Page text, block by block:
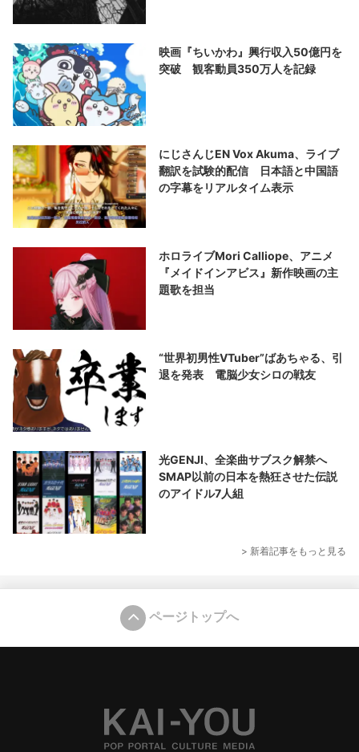
映画『ちいかわ』興行収入50億円を
突破 観客動員350万人を記録
にじさんじEN Vox Akuma、ライブ
翻訳を試験的配信 日本語と中国語
の字幕をリアルタイム表示
ホロライブMori Calliope、アニメ
『メイドインアビス』新作映画の主
題歌を担当
“世界初男性VTuber”ばあちゃる、引
退を発表 電脳少女シロの戦友
光GENJI、全楽曲サブスク解禁へ
SMAP以前の日本を熱狂させた伝説
のアイドル7人組
> 新着記事をもっと見る
ページトップへ